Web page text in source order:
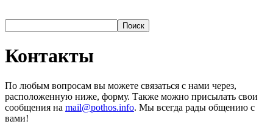
Контакты
По любым вопросам вы можете связаться с нами через,
расположенную ниже, форму. Также можно присылать свои
сообщения на mail@pothos.info. Мы всегда рады общению с
вами!